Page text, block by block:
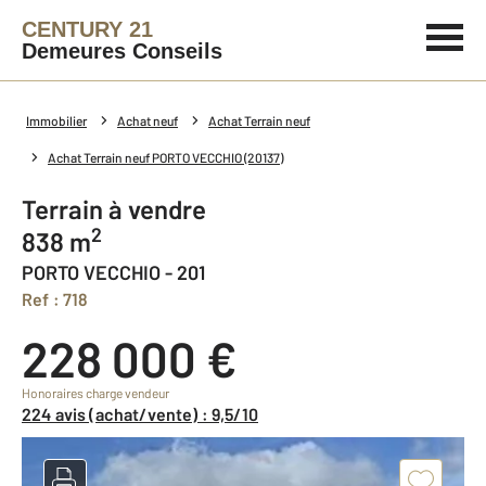
CENTURY 21
Demeures Conseils
Immobilier Achat neuf Achat Terrain neuf
Achat Terrain neuf PORTO VECCHIO (20137)
Terrain à vendre
838 m2
PORTO VECCHIO - 201
Ref : 718
228 000 €
Honoraires charge vendeur
224 avis (achat/vente) : 9,5/10